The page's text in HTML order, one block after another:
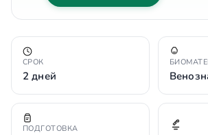
СРОК
2 дней
ПОДГОТОВКА